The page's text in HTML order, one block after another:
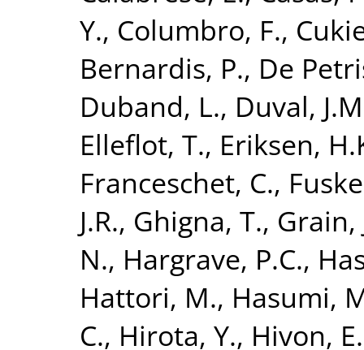
Y., Columbro, F.,
Bernardis, P., De
Duband, L., Duval,
Elleflot, T., Eriksen,
Franceschet, C.,
J.R., Ghigna, T., Grain,
N., Hargrave, P.C.,
Hattori, M., Hasumi,
C., Hirota, Y., Hivon, E.